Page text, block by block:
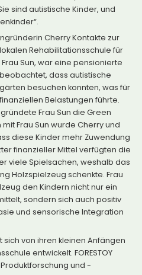
sind autistische Kinder, und
Cherry Kontakte zur
Rehabilitationsschule für
Sun, war eine pensionierte
dass autistische
besuchen konnten, was für
Belastungen führte.
Frau Sun die Green
Frau Sun wurde Cherry und
diese Kinder mehr Zuwendung
finanzieller Mittel verfügten die
viele Spielsachen, weshalb das
Holzspielzeug schenkte. Frau
den Kindern nicht nur ein
sondern sich auch positiv
und sensorische Integration
von ihren kleinen Anfängen
entwickelt. FORESTOY
und -